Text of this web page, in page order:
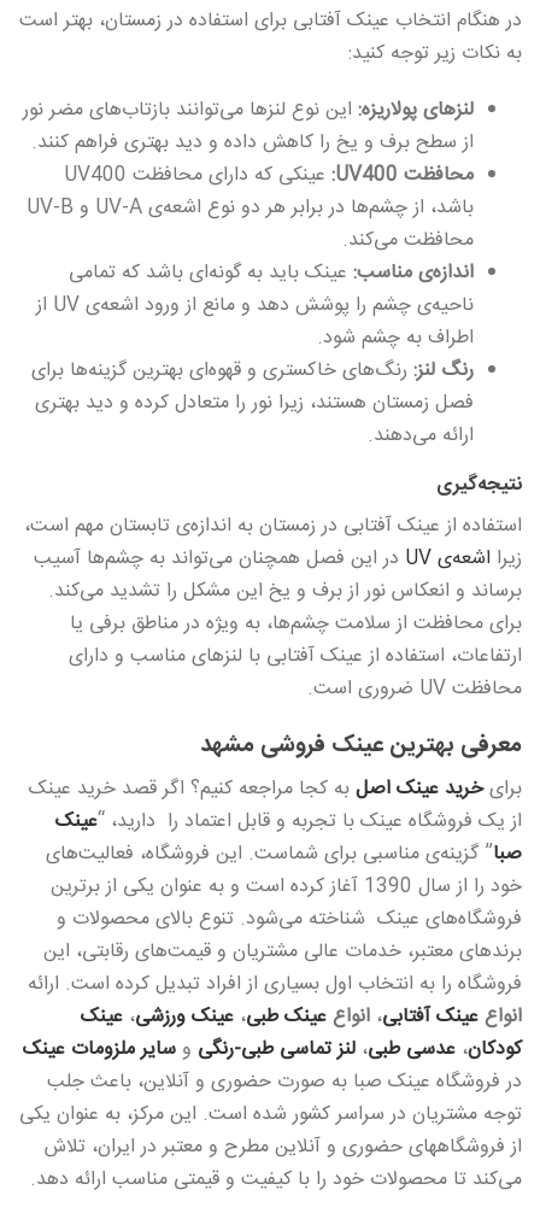
در هنگام انتخاب عینک آفتابی برای استفاده در زمستان، بهتر است
به نکات زیر توجه کنید:
لنزهای پولاریزه:این نوع لنزها می‌توانند بازتاب‌های مضر نور
از سطح برف و یخ را کاهش داده و دید بهتری فراهم کنند.
محافظت UV400:
عینکی که دارای محافظت UV400
باشد، از چشم‌ها در برابر هر دو نوع اشعه‌ی UV-A و UV-B
محافظت می‌کند.
اندازه‌ی مناسب:عینک باید به گونه‌ای باشد که تمامی
ناحیه‌ی چشم را پوشش دهد و مانع از ورود اشعه‌ی UV از
اطراف به چشم شود.
رنگ لنز:رنگ‌های خاکستری و قهوه‌ای بهترین گزینه‌ها برای
فصل زمستان هستند، زیرا نور را متعادل کرده و دید بهتری
ارائه می‌دهند.
نتیجه‌گیری
استفاده از عینک آفتابی در زمستان به اندازه‌ی تابستان مهم است،
زیرا اشعه‌ی UV
در این فصل همچنان می‌تواند به چشم‌ها آسیب
برساند و انعکاس نور از برف و یخ این مشکل را تشدید می‌کند.
برای محافظت از سلامت چشم‌ها، به ویژه در مناطق برفی یا
ارتفاعات، استفاده از عینک آفتابی با لنزهای مناسب و دارای
محافظت UV ضروری است.
معرفی بهترین عینک فروشی‌ مشهد
برایخرید عینک اصلبه کجا مراجعه کنیم؟ اگر قصد خرید عینک
از یک فروشگاه عینک با تجربه و قابل اعتماد را دارید، “عینک
صبا” گزینه‌ی مناسبی برای شماست. این فروشگاه، فعالیت‌های
خود را از سال 1390 آغاز کرده است و به عنوان یکی از برترین
فروشگاه‌های عینک شناخته می‌شود. تنوع بالای محصولات و
برندهای معتبر، خدمات عالی مشتریان و قیمت‌های رقابتی، این
فروشگاه را به انتخاب اول بسیاری از افراد تبدیل کرده است. ارائه
انواععینک آفتابی، انواععینک طبی، عینک ورزشی، عینک
کودکان، عدسی طبی، لنز تماسی طبی-رنگی وسایر ملزومات عینک
در فروشگاه عینک صبا به صورت حضوری و آنلاین، باعث جلب
توجه مشتریان در سراسر کشور شده است. این مرکز، به عنوان یکی
از فروشگاههای حضوری و آنلاین مطرح و معتبر در ایران، تلاش
می‌کند تا محصولات خود را با کیفیت و قیمتی مناسب ارائه دهد.